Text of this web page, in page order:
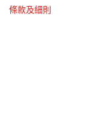
條款及細則